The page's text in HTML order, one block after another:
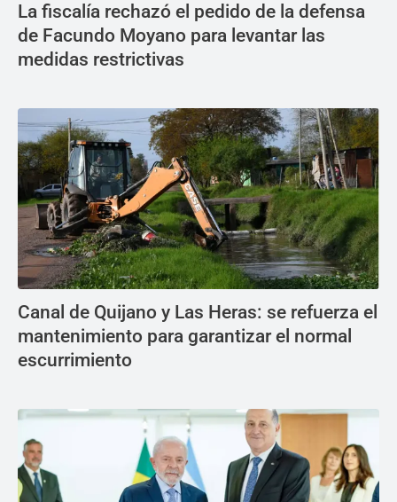
La fiscalía rechazó el pedido de la defensa
de Facundo Moyano para levantar las
medidas restrictivas
Canal de Quijano y Las Heras: se refuerza el
mantenimiento para garantizar el normal
escurrimiento